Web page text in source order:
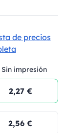
de precios
Sin impresión
2,27 €
2,56 €